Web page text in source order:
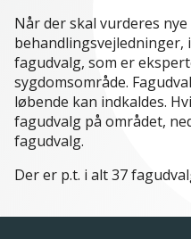
Når der skal vurderes
behandlingsvejledninger,
fagudvalg, som er
sygdomsområde.
løbende kan indkaldes.
fagudvalg på området,
fagudvalg.
Der er p.t. i alt 37